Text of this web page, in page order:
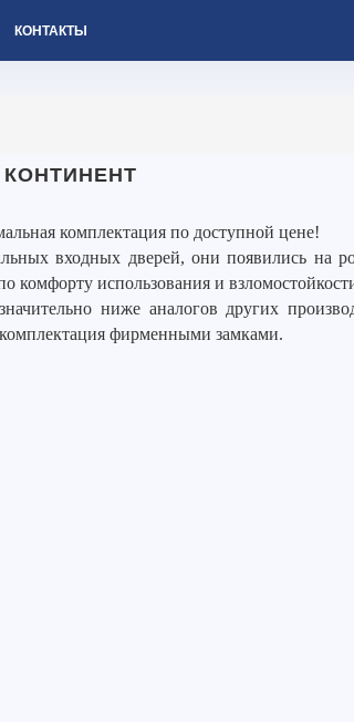
КОНТАКТЫ
комплектация по доступной цене!
входных дверей, они появились на
комфорту использования и
ниже аналогов других
фирменными замками.